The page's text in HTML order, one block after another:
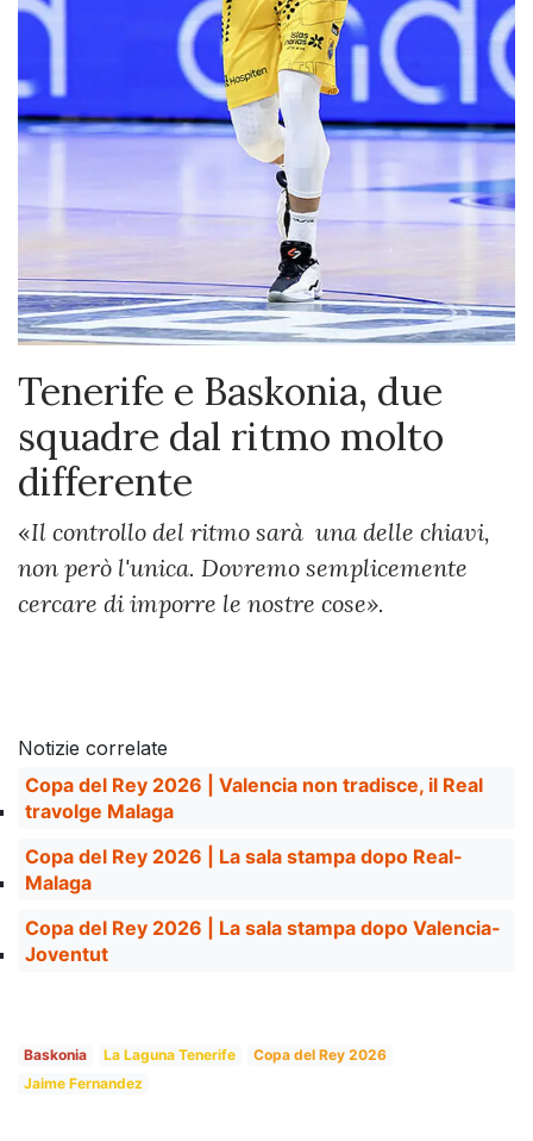
Tenerife e Baskonia, due
squadre dal ritmo molto
differente
«Il controllo del ritmo sarà una delle chiavi,
non però l'unica. Dovremo semplicemente
cercare di imporre le nostre cose».
Notizie correlate
Copa del Rey 2026 | Valencia non tradisce, il Real
travolge Malaga
Copa del Rey 2026 | La sala stampa dopo Real-
Malaga
Copa del Rey 2026 | La sala stampa dopo Valencia-
Joventut
Baskonia La Laguna Tenerife
Copa del Rey 2026
Jaime Fernandez